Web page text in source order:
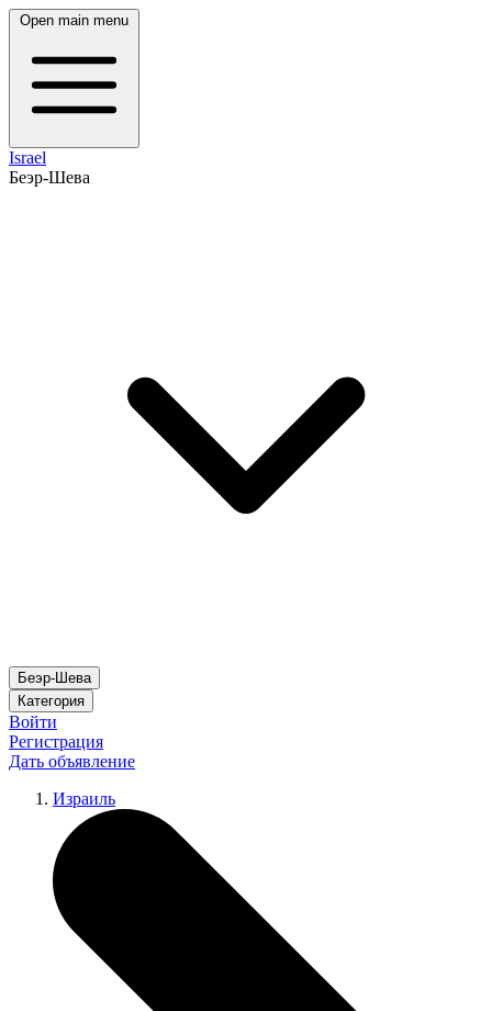
Open main menu
Israel
Беэр-Шева
Беэр-Шева
Категория
Войти
Регистрация
Дать объявление
Израиль